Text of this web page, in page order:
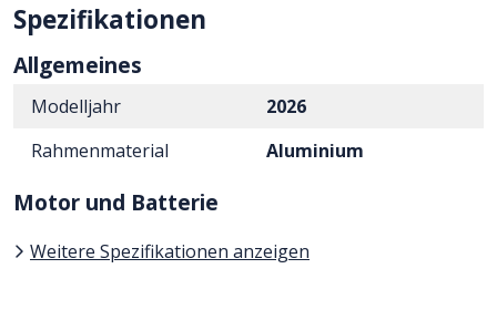
Spezifikationen
Allgemeines
Modelljahr
2026
Rahmenmaterial
Aluminium
Motor und Batterie
Weitere Spezifikationen anzeigen